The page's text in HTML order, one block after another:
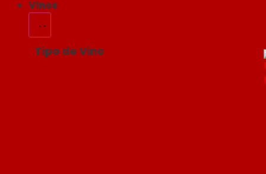
Vinos
Tipo de Vino